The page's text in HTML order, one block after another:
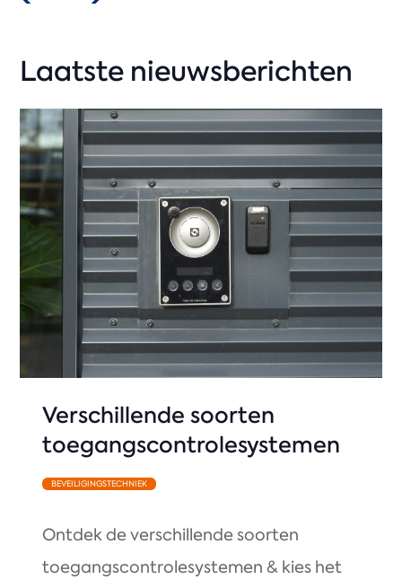
Laatste nieuwsberichten
Verschillende soorten
toegangscontrolesystemen
BEVEILIGINGSTECHNIEK
Ontdek de verschillende soorten
toegangscontrolesystemen & kies het